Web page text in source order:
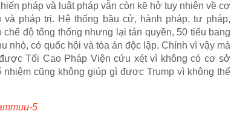
pháp và luật pháp vẫn còn kẽ hở tuy nhiên về cơ
pháp trị. Hệ thống bầu cử, hành pháp, tư pháp,
độ tổng thống nhưng lại tản quyền, 50 tiểu bang
nhỏ, có quốc hội và tòa án độc lập. Chính vì vậy mà
Tối Cao Pháp Viện cứu xét vì không có cơ sở
cũng không giúp gì được Trump vì không thể